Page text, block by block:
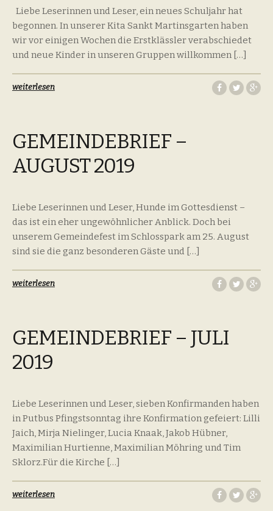
Liebe Leserinnen und Leser, ein neues Schuljahr hat
begonnen. In unserer Kita Sankt Martinsgarten haben
wir vor einigen Wochen die Erstklässler verabschiedet
und neue Kinder in unseren Gruppen willkommen […]
weiterlesen
GEMEINDEBRIEF –
AUGUST 2019
Liebe Leserinnen und Leser, Hunde im Gottesdienst –
das ist ein eher ungewöhnlicher Anblick. Doch bei
unserem Gemeindefest im Schlosspark am 25. August
sind sie die ganz besonderen Gäste und […]
weiterlesen
GEMEINDEBRIEF – JULI
2019
Liebe Leserinnen und Leser, sieben Konfirmanden haben
in Putbus Pfingstsonntag ihre Konfirmation gefeiert: Lilli
Jaich, Mirja Nielinger, Lucia Knaak, Jakob Hübner,
Maximilian Hurtienne, Maximilian Möhring und Tim
Sklorz.Für die Kirche […]
weiterlesen